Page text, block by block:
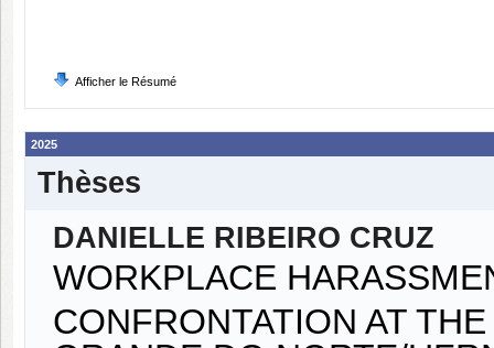
Afficher le Résumé
2025
Thèses
DANIELLE RIBEIRO CRUZ
WORKPLACE
CONFRONTATION AT